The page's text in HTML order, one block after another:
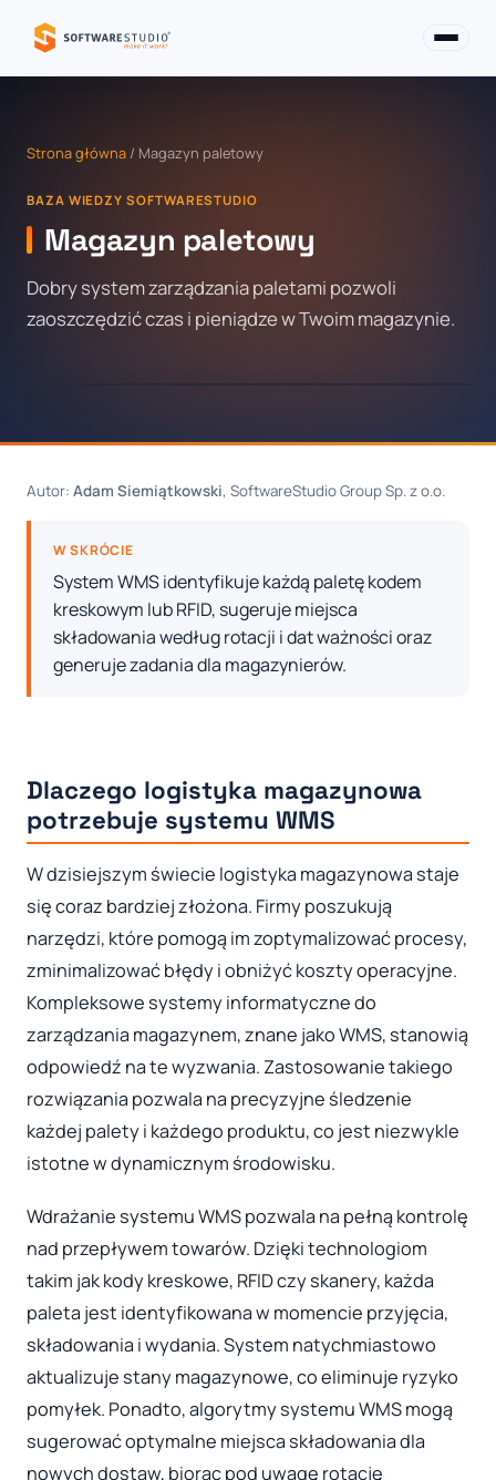
Strona główna / Magazyn paletowy
BAZA WIEDZY SOFTWARESTUDIO
Magazyn paletowy
Dobry system zarządzania paletami pozwoli
zaoszczędzić czas i pieniądze w Twoim magazynie.
Autor: Adam Siemiątkowski, SoftwareStudio Group Sp. z o.o.
W SKRÓCIE
System WMS identyfikuje każdą paletę kodem
kreskowym lub RFID, sugeruje miejsca
składowania według rotacji i dat ważności oraz
generuje zadania dla magazynierów.
Dlaczego logistyka magazynowa
potrzebuje systemu WMS
W dzisiejszym świecie logistyka magazynowa staje
się coraz bardziej złożona. Firmy poszukują
narzędzi, które pomogą im zoptymalizować procesy,
zminimalizować błędy i obniżyć koszty operacyjne.
Kompleksowe systemy informatyczne do
zarządzania magazynem, znane jako WMS, stanowią
odpowiedź na te wyzwania. Zastosowanie takiego
rozwiązania pozwala na precyzyjne śledzenie
każdej palety i każdego produktu, co jest niezwykle
istotne w dynamicznym środowisku.
Wdrażanie systemu WMS pozwala na pełną kontrolę
nad przepływem towarów. Dzięki technologiom
takim jak kody kreskowe, RFID czy skanery, każda
paleta jest identyfikowana w momencie przyjęcia,
składowania i wydania. System natychmiastowo
aktualizuje stany magazynowe, co eliminuje ryzyko
pomyłek. Ponadto, algorytmy systemu WMS mogą
sugerować optymalne miejsca składowania dla
nowych dostaw, biorąc pod uwagę rotację